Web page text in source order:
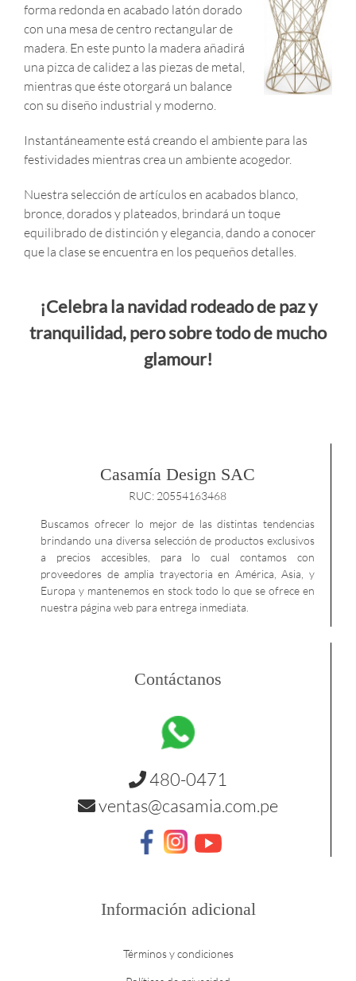
forma redonda en acabado latón dorado
con una mesa de centro rectangular de
madera. En este punto la madera añadirá
una pizca de calidez a las piezas de metal,
mientras que éste otorgará un balance
con su diseño industrial y moderno.
Instantáneamente está creando el ambiente para las
festividades mientras crea un ambiente acogedor.
Nuestra selección de artículos en acabados blanco,
bronce, dorados y plateados, brindará un toque
equilibrado de distinción y elegancia, dando a conocer
que la clase se encuentra en los pequeños detalles.
¡Celebra la navidad rodeado de paz y
tranquilidad, pero sobre todo de mucho
glamour!
Casamía Design SAC
RUC: 20554163468
Buscamos ofrecer lo mejor de las distintas tendencias
brindando una diversa selección de productos exclusivos
a precios accesibles, para lo cual contamos con
proveedores de amplia trayectoria en América, Asia, y
Europa y mantenemos en stock todo lo que se ofrece en
nuestra página web para entrega inmediata.
Contáctanos
480-0471
ventas@casamia.com.pe
Información adicional
Términos y condiciones